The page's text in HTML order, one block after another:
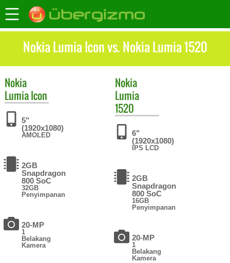
Nokia Lumia Icon vs. Nokia Lumia 1520
Nokia
Lumia Icon
5"
(1920x1080)
AMOLED
2GB
Snapdragon
800 SoC
32GB
Penyimpanan
20-MP
1
Belakang
Kamera
Nokia
Lumia
1520
6"
(1920x1080)
IPS LCD
2GB
Snapdragon
800 SoC
16GB
Penyimpanan
20-MP
1
Belakang
Kamera